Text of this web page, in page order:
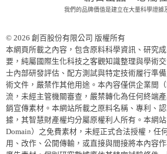
我們的品牌價值是建立在大量科學證據
© 2026 創百股份有限公司 版權所有
本網頁所載之內容，包含原料科學資訊、研究
要，純屬國際生化科技之客觀知識整理與學術
士內部研發評估、配方測試與特定技術履行準
術文件，嚴禁作其他用途。本內容僅供企業間
流，未經主管機關審查，嚴禁轉化為任何終端
銷宣傳素材。本網站所載之原料名稱、專利、
據，其智慧財產權均分屬原權利人所有。本網
Domain）之免費素材，未經正式合法授權，任
用、改作、公開傳輸，或直接與間接將本內容